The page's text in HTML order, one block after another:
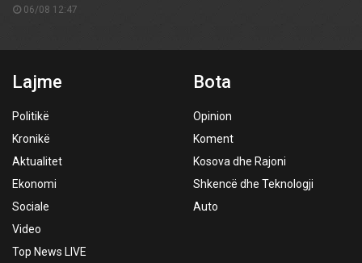
06/08 12:47
Lajme
Politikë
Kronikë
Aktualitet
Ekonomi
Sociale
Video
Top News LIVE
Bota
Opinion
Koment
Kosova dhe Rajoni
Shkencë dhe Teknologji
Auto